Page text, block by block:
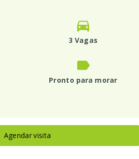
3 Vagas
Pronto para morar
Agendar visita